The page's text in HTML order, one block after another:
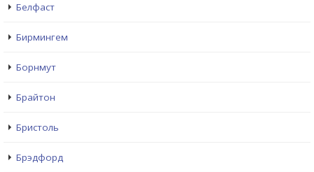
Белфаст
Бирмингем
Борнмут
Брайтон
Бристоль
Брэдфорд